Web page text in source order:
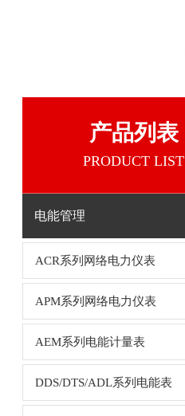
产品列表
PRODUCT LIST
电能管理
ACR系列网络电力仪表
APM系列网络电力仪表
AEM系列电能计量表
DDS/DTS/ADL系列电能表